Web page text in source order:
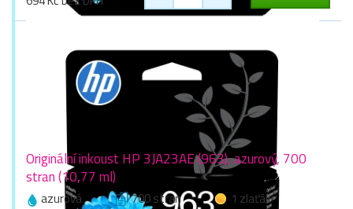
Originální inkoust HP 3JA23AE (963), azurový, 700
stran (10,77 ml)
azurová 700 stran
1 zlaťák